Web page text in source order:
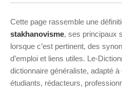
Cette page rassemble une
stakhanovisme, ses principaux
lorsque c’est pertinent, des
d’emploi et liens utiles. Le-
dictionnaire généraliste, adapté
étudiants, rédacteurs,